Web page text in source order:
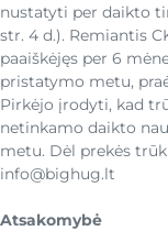
nustatyti per daikto
str. 4 d.). Remiantis
paaiškėjęs per 6
pristatymo metu,
Pirkėjo įrodyti, kad
netinkamo daikto
metu. Dėl prekės
info@bighug.lt
Atsakomybė